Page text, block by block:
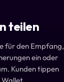
teilen
für den Empfang,
ein oder
Kunden tippen